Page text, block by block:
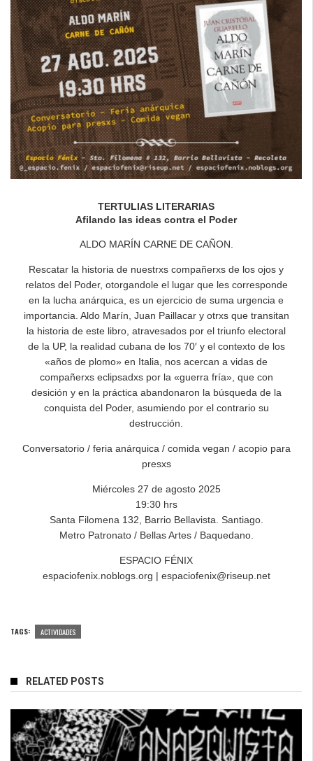
TERTULIAS LITERARIAS
Afilando las ideas contra el Poder
ALDO MARÍN CARNE DE CAÑON.
Rescatar la historia de nuestrxs compañerxs de los ojos y
relatos del Poder, otorgandole el lugar que les corresponde
en la lucha anárquica, es un ejercicio de suma urgencia e
importancia. Aldo Marín, Juan Paillacar y otrxs que transitan
la historia de este libro, atravesados por el triunfo electoral
de la UP, la realidad cubana de los 70′ y el contexto de los
«años de plomo» en Italia, nos acercan a vidas de
compañerxs eclipsadxs por la «guerra fría», que con
desición y en la práctica abandonaron la búsqueda de la
conquista del Poder, asumiendo por el contrario su
destrucción.
Conversatorio / feria anárquica / comida vegan / acopio para
presxs
Miércoles 27 de agosto 2025
19:30 hrs
Santa Filomena 132, Barrio Bellavista. Santiago.
Metro Patronato / Bellas Artes / Baquedano.
ESPACIO FÉNIX
espaciofenix.noblogs.org | espaciofenix@riseup.net
TAGS: ACTIVIDADES
RELATED POSTS